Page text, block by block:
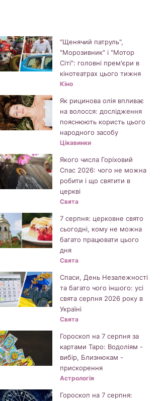
"Щенячий патруль",
"Морозивник" і "Мотор
Сіті": головні прем'єри в
кінотеатрах цього тижня
Кіно
Як рицинова олія впливає
на волосся: дослідження
пояснюють користь цього
народного засобу
Цікавинки
Якого числа Горіховий
Спас 2026: чого не можна
робити і що святити в
церкві
Свята
7 серпня: церковне свято
сьогодні, кому не можна
багато працювати цього
дня
Свята
Спаси, День Незалежності
та багато чого іншого: усі
свята серпня 2026 року в
Україні
Свята
Гороскоп на 7 серпня за
картами Таро: Водоліям -
вибір, Близнюкам -
прискорення
Астрологія
Гороскоп на 7 серпня: